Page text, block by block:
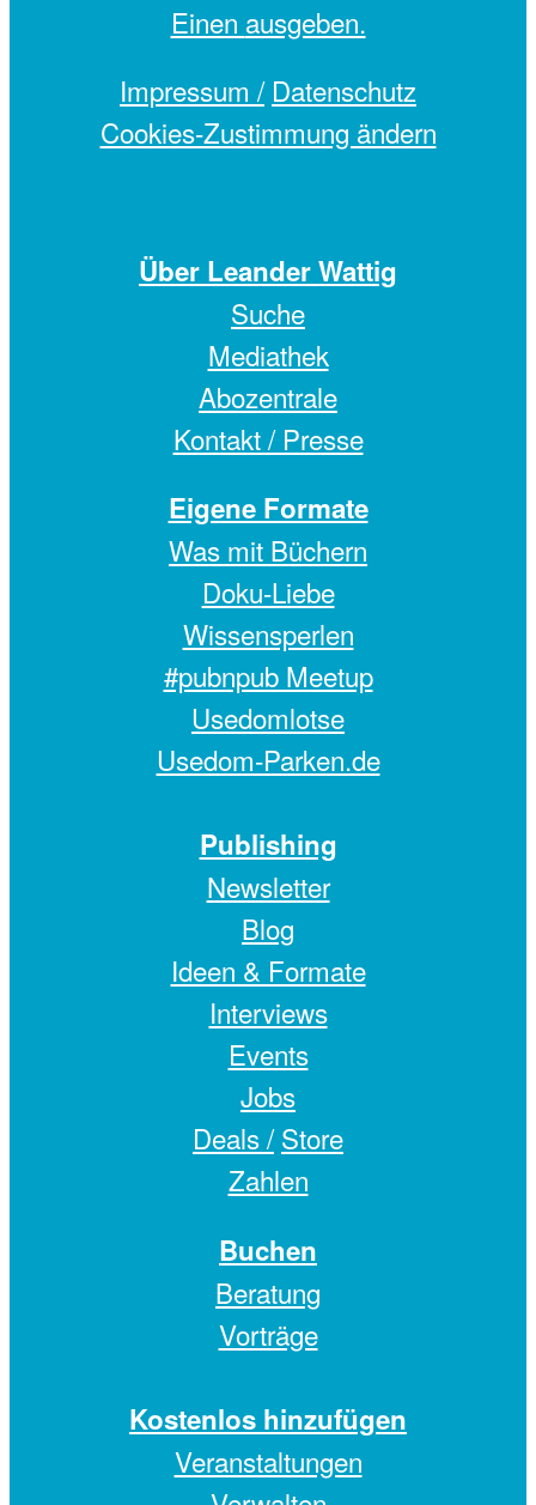
Einen ausgeben.
Impressum / Datenschutz
Cookies-Zustimmung ändern
Über Leander Wattig
Suche
Mediathek
Abozentrale
Kontakt / Presse
Eigene Formate
Was mit Büchern
Doku-Liebe
Wissensperlen
#pubnpub Meetup
Usedomlotse
Usedom-Parken.de
Publishing
Newsletter
Blog
Ideen & Formate
Interviews
Events
Jobs
Deals / Store
Zahlen
Buchen
Beratung
Vorträge
Kostenlos hinzufügen
Veranstaltungen